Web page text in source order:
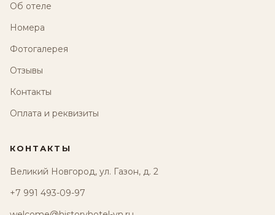
Об отеле
Номера
Фотогалерея
Отзывы
Контакты
Оплата и реквизиты
КОНТАКТЫ
Великий Новгород, ул. Газон, д. 2
+7 991 493-09-97